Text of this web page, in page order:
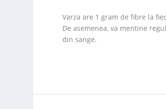
Varza are 1 gram de fibre la
De asemenea, va mentine
din sange.